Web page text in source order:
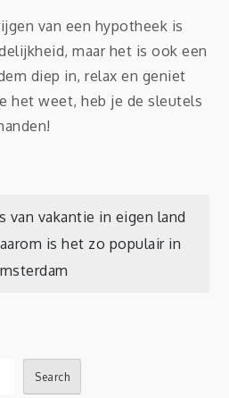
van een hypotheek is
maar het is ook een
diep in, relax en geniet
het weet, heb je de sleutels
van vakantie in eigen land
is het zo populair in
Search